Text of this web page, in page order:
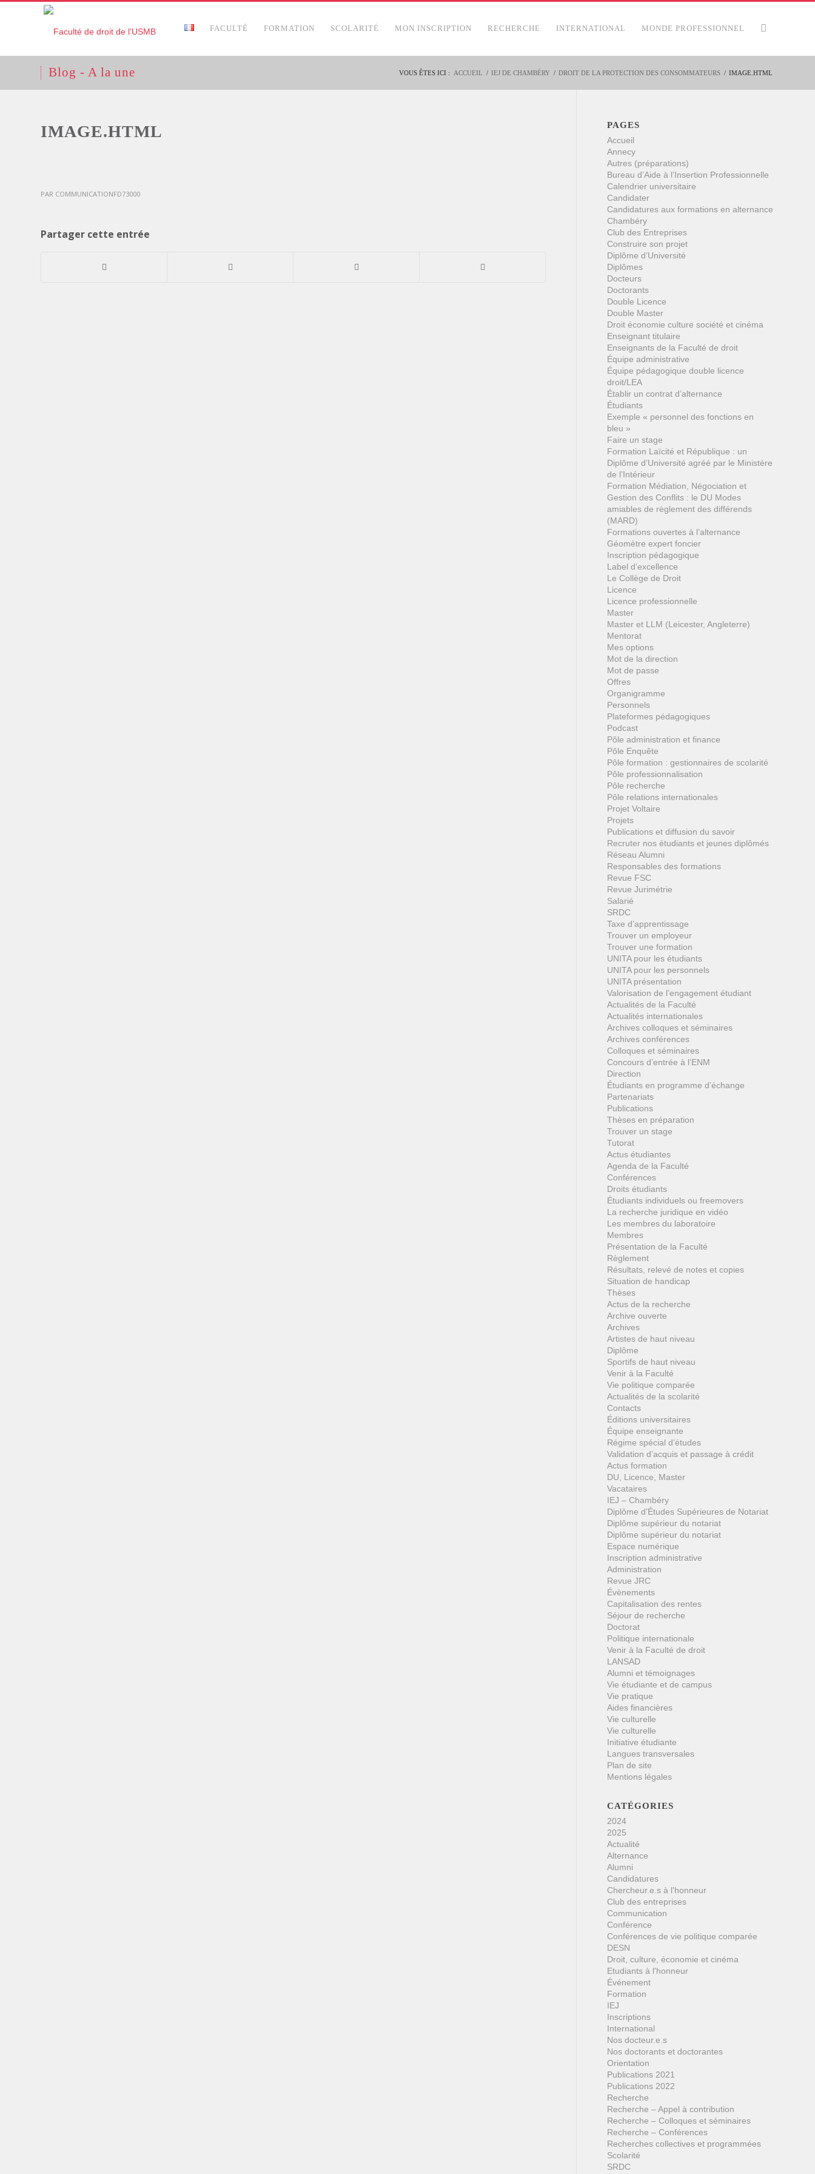
FACULTÉ FORMATION SCOLARITÉ MON INSCRIPTION RECHERCHE INTERNATIONAL MONDE PROFESSIONNEL
Blog - A la une VOUS ÊTES ICI : ACCUEIL / IEJ DE CHAMBÉRY / DROIT DE LA PROTECTION DES CONSOMMATEURS / IMAGE.HTML
IMAGE.HTML
PAR COMMUNICATIONFD73000
Partager cette entrée
PAGES
Accueil
Annecy
Autres (préparations)
Bureau d’Aide à l’Insertion Professionnelle
Calendrier universitaire
Candidater
Candidatures aux formations en alternance
Chambéry
Club des Entreprises
Construire son projet
Diplôme d’Université
Diplômes
Docteurs
Doctorants
Double Licence
Double Master
Droit économie culture société et cinéma
Enseignant titulaire
Enseignants de la Faculté de droit
Équipe administrative
Équipe pédagogique double licence
droit/LEA
Établir un contrat d’alternance
Étudiants
Exemple « personnel des fonctions en
bleu »
Faire un stage
Formation Laïcité et République : un
Diplôme d’Université agréé par le Ministère
de l’Intérieur
Formation Médiation, Négociation et
Gestion des Conflits : le DU Modes
amiables de règlement des différends
(MARD)
Formations ouvertes à l’alternance
Géomètre expert foncier
Inscription pédagogique
Label d’excellence
Le Collège de Droit
Licence
Licence professionnelle
Master
Master et LLM (Leicester, Angleterre)
Mentorat
Mes options
Mot de la direction
Mot de passe
Offres
Organigramme
Personnels
Plateformes pédagogiques
Podcast
Pôle administration et finance
Pôle Enquête
Pôle formation : gestionnaires de scolarité
Pôle professionnalisation
Pôle recherche
Pôle relations internationales
Projet Voltaire
Projets
Publications et diffusion du savoir
Recruter nos étudiants et jeunes diplômés
Réseau Alumni
Responsables des formations
Revue FSC
Revue Jurimétrie
Salarié
SRDC
Taxe d’apprentissage
Trouver un employeur
Trouver une formation
UNITA pour les étudiants
UNITA pour les personnels
UNITA présentation
Valorisation de l’engagement étudiant
Actualités de la Faculté
Actualités internationales
Archives colloques et séminaires
Archives conférences
Colloques et séminaires
Concours d’entrée à l’ENM
Direction
Étudiants en programme d’échange
Partenariats
Publications
Thèses en préparation
Trouver un stage
Tutorat
Actus étudiantes
Agenda de la Faculté
Conférences
Droits étudiants
Étudiants individuels ou freemovers
La recherche juridique en vidéo
Les membres du laboratoire
Membres
Présentation de la Faculté
Règlement
Résultats, relevé de notes et copies
Situation de handicap
Thèses
Actus de la recherche
Archive ouverte
Archives
Artistes de haut niveau
Diplôme
Sportifs de haut niveau
Venir à la Faculté
Vie politique comparée
Actualités de la scolarité
Contacts
Éditions universitaires
Équipe enseignante
Régime spécial d’études
Validation d’acquis et passage à crédit
Actus formation
DU, Licence, Master
Vacataires
IEJ – Chambéry
Diplôme d’Études Supérieures de Notariat
Diplôme supérieur du notariat
Diplôme supérieur du notariat
Espace numérique
Inscription administrative
Administration
Revue JRC
Évènements
Capitalisation des rentes
Séjour de recherche
Doctorat
Politique internationale
Venir à la Faculté de droit
LANSAD
Alumni et témoignages
Vie étudiante et de campus
Vie pratique
Aides financières
Vie culturelle
Vie culturelle
Initiative étudiante
Langues transversales
Plan de site
Mentions légales
CATÉGORIES
2024
2025
Actualité
Alternance
Alumni
Candidatures
Chercheur.e.s à l'honneur
Club des entreprises
Communication
Conférence
Conférences de vie politique comparée
DESN
Droit, culture, économie et cinéma
Etudiants à l'honneur
Événement
Formation
IEJ
Inscriptions
International
Nos docteur.e.s
Nos doctorants et doctorantes
Orientation
Publications 2021
Publications 2022
Recherche
Recherche – Appel à contribution
Recherche – Colloques et séminaires
Recherche – Conférences
Recherches collectives et programmées
Scolarité
SRDC